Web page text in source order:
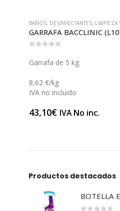
, PRODUCTOS
LIMPIEZA Y DESINFECCIÓN DE ZONAS
(L107) GARRAFA
42,40
Productos destacados